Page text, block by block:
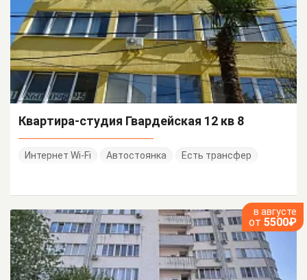
Квартира-студия Гвардейская 12 кв 8
Интернет Wi-Fi Автостоянка Есть трансфер
в августе
от 5500₽